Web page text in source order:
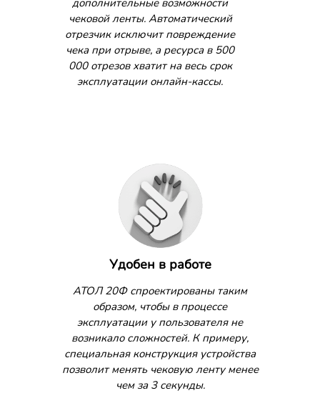
дополнительные возможности
чековой ленты. Автоматический
отрезчик исключит повреждение
чека при отрыве, а ресурса в 500
000 отрезов хватит на весь срок
эксплуатации онлайн-кассы.
Удобен в работе
АТОЛ 20Ф спроектированы таким
образом, чтобы в процессе
эксплуатации у пользователя не
возникало сложностей. К примеру,
специальная конструкция устройства
позволит менять чековую ленту менее
чем за 3 секунды.